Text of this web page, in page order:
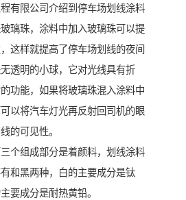
有限公司介绍到停车场划线涂料
璃珠，涂料中加入玻璃珠可以提
这样就提高了停车场划线的夜间
透明的小球，它对光线具有折
功能，如果将玻璃珠混入涂料中
以将汽车灯光再反射回司机的眼
的可见性。
个组成部分是着颜料，划线涂料
和黑两种，白的主要成分是钛
要成分是耐热黄铅。